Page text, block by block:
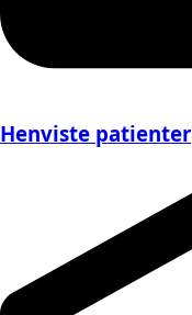
Henviste patienter